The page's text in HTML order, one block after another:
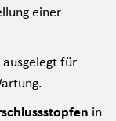
einer
ausgelegt für
in